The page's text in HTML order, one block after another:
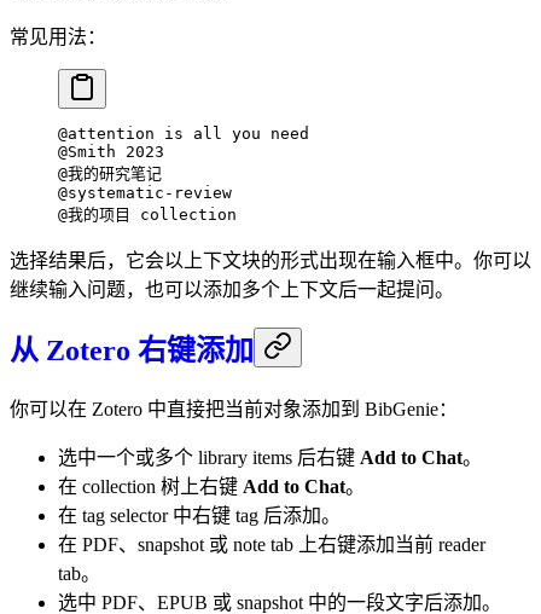
常见用法：
@attention is all you need
@Smith 2023
@我的研究笔记
@systematic-review
@我的项目 collection
选择结果后，它会以上下文块的形式出现在输入框中。你可以
继续输入问题，也可以添加多个上下文后一起提问。
从 Zotero 右键添加
你可以在 Zotero 中直接把当前对象添加到 BibGenie：
选中一个或多个 library items 后右键 Add to Chat。
在 collection 树上右键 Add to Chat。
在 tag selector 中右键 tag 后添加。
在 PDF、snapshot 或 note tab 上右键添加当前 reader
tab。
选中 PDF、EPUB 或 snapshot 中的一段文字后添加。